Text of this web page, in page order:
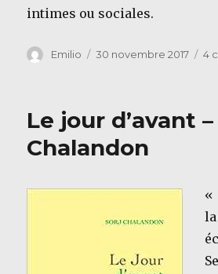
intimes ou sociales.
Auteur
Emilio
Publié
30 novembre 2017 4
Le jour d’avant
Chalandon
«